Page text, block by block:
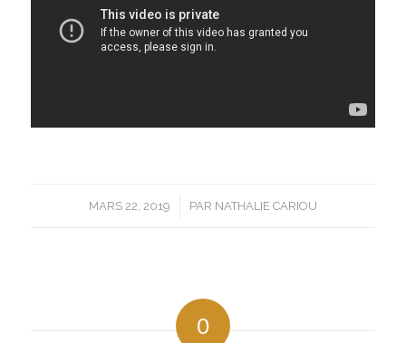
MARS 22, 2019
/ PAR NATHALIE CARIOU
0